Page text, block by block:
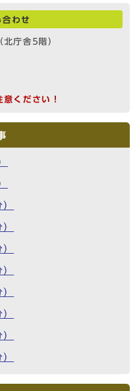
合わせ
庁舎5階）
ください！